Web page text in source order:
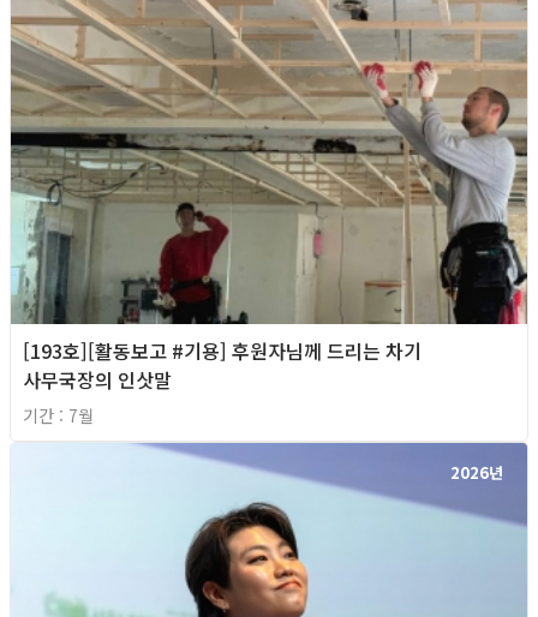
[193호][활동보고 #기용] 후원자님께 드리는 차기
사무국장의 인삿말
기간 : 7월
2026년